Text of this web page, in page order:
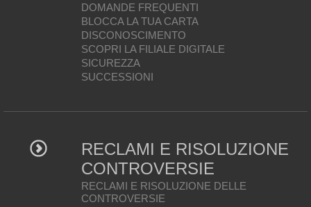
DOMANDE FREQUENTI
BLOCCA LA TUA CARTA
DISCONOSCIMENTO
SCOPRI LA FILIALE DIGITALE
SICUREZZA
SUCCESSIONI
RECLAMI E RISOLUZIONE
CONTROVERSIE
RECLAMI E RISOLUZIONE DELLE
CONTROVERSIE